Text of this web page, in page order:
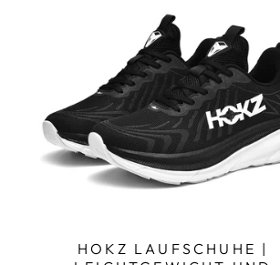
HOKZ LAUFSCHUHE |